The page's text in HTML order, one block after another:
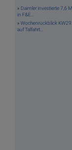
» Daimler investierte 7,6
in F&E...
» Wochenrückblick
auf Talfahrt...